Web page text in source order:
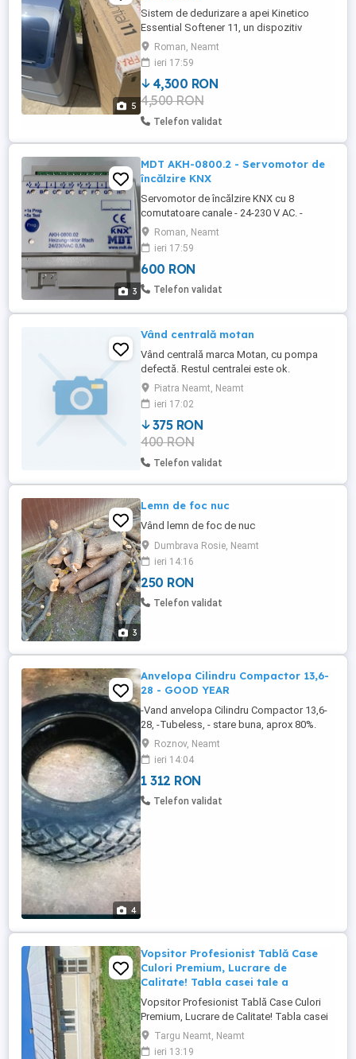
5
Sistem de dedurizare a apei Kinetico
Essential Softener 11, un dispozitiv
modern și eficient pentru îmbunătățirea
calității apei în gospodărie. Acest sistem
este ca nou și vine în ambalajul original,
fiind gata de instalare și utilizare.
Functioneaza fara energie electrica Ideal
pentru familii de 2-6 ...
Roman, Neamt
ieri 17:59
4,300 RON
4,500 RON
Telefon validat
3
MDT AKH-0800.2 - Servomotor de
încălzire KNX
Servomotor de încălzire KNX cu 8
comutatoare canale - 24-230 V AC. -
Servomotor de încălzire pentru controlul
acționărilor electrotermice ale valvelor. -
Indicator LED pentru fiecare canal. - Nouă
generație cu funcționalitate extinsă. -
Fiecare canal controlează până la 4
Roman, Neamt
ieri 17:59
600 RON
Telefon validat
Vând centrală motan
Vând centrală marca Motan, cu pompa
defectă. Restul centralei este ok.
Piatra Neamt, Neamt
ieri 17:02
375 RON
400 RON
Telefon validat
3
Lemn de foc nuc
Vând lemn de foc de nuc
Dumbrava Rosie, Neamt
ieri 14:16
250 RON
Telefon validat
4
Anvelopa Cilindru Compactor 13,6-
28 - GOOD YEAR
-Vand anvelopa Cilindru Compactor 13,6-
28, -Tubeless, - stare buna, aprox 80%.
Pret fix -250 euro. Sunati, doar daca
sunteti, ferm interesat. Exclus combinatii.
Nu trimit prin -Curier - doar Livrare
Personala. Multumesc
Roznov, Neamt
ieri 14:04
1 312 RON
Telefon validat
Vopsitor Profesionist Tablă Case
Culori Premium, Lucrare de
Calitate! Tabla casei tale a
Vopsitor Profesionist Tablă Case Culori
Premium, Lucrare de Calitate! Tabla casei
tale arată obosită, ruginită sau
decolorată? O facem ca nouă! Vopsim cu
Targu Neamt, Neamt
ieri 13:19